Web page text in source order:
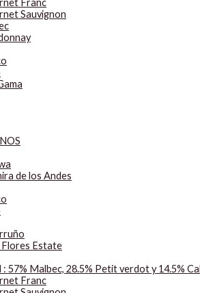
Franc
Sauvignon
de los Andes
Estate
: 57% Malbec, 28.5% Petit verdot y 14.5%
Franc